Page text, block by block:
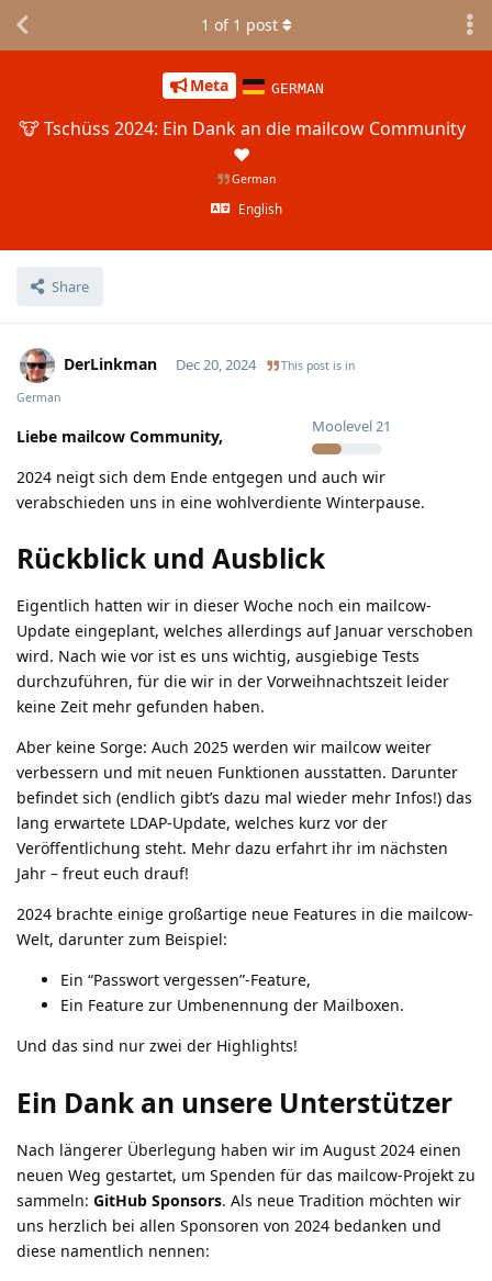
Meta GERMAN
🐮 Tschüss 2024: Ein Dank an die mailcow Community
❤️
German
English
Share
1 of 1 post
DerLinkman
Moolevel21
Dec 20, 2024 This post is in
German
Liebe mailcow Community,
2024 neigt sich dem Ende entgegen und auch wir
verabschieden uns in eine wohlverdiente Winterpause.
Rückblick und Ausblick
Eigentlich hatten wir in dieser Woche noch ein mailcow-
Update eingeplant, welches allerdings auf Januar verschoben
wird. Nach wie vor ist es uns wichtig, ausgiebige Tests
durchzuführen, für die wir in der Vorweihnachtszeit leider
keine Zeit mehr gefunden haben.
Aber keine Sorge: Auch 2025 werden wir mailcow weiter
verbessern und mit neuen Funktionen ausstatten. Darunter
befindet sich (endlich gibt’s dazu mal wieder mehr Infos!) das
lang erwartete LDAP-Update, welches kurz vor der
Veröffentlichung steht. Mehr dazu erfahrt ihr im nächsten
Jahr – freut euch drauf!
2024 brachte einige großartige neue Features in die mailcow-
Welt, darunter zum Beispiel:
Ein “Passwort vergessen”-Feature,
Ein Feature zur Umbenennung der Mailboxen.
Und das sind nur zwei der Highlights!
Ein Dank an unsere Unterstützer
Nach längerer Überlegung haben wir im August 2024 einen
neuen Weg gestartet, um Spenden für das mailcow-Projekt zu
sammeln: GitHub Sponsors. Als neue Tradition möchten wir
uns herzlich bei allen Sponsoren von 2024 bedanken und
diese namentlich nennen: